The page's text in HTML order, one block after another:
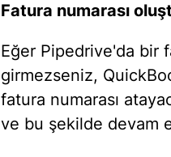
Fatura numarası
Eğer Pipedrive'da bir
girmezseniz,
fatura numarası
ve bu şekilde devam